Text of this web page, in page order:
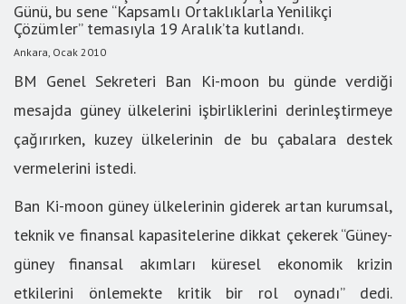
Günü, bu sene “Kapsamlı Ortaklıklarla Yenilikçi
Çözümler” temasıyla 19 Aralık’ta kutlandı.
Ankara, Ocak 2010
BM Genel Sekreteri Ban Ki-moon bu günde verdiği
mesajda güney ülkelerini işbirliklerini derinleştirmeye
çağırırken, kuzey ülkelerinin de bu çabalara destek
vermelerini istedi.
Ban Ki-moon güney ülkelerinin giderek artan kurumsal,
teknik ve finansal kapasitelerine dikkat çekerek “Güney-
güney finansal akımları küresel ekonomik krizin
etkilerini önlemekte kritik bir rol oynadı” dedi.